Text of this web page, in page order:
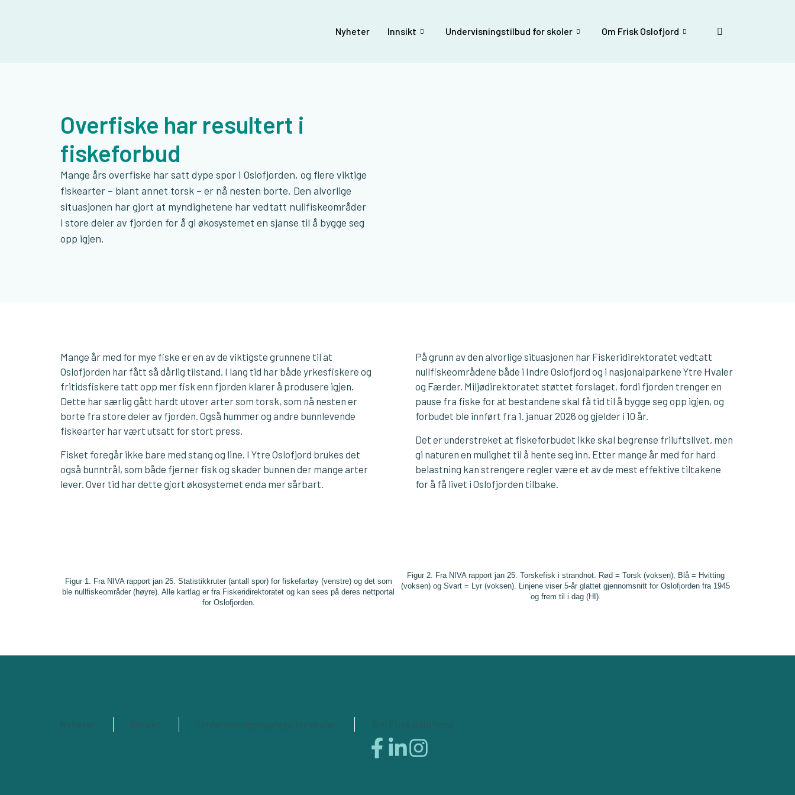
Nyheter Innsikt Undervisningstilbud for skoler Om Frisk Oslofjord
Overfiske har resultert i
fiskeforbud
Mange års overfiske har satt dype spor i Oslofjorden, og flere viktige
fiskearter – blant annet torsk – er nå nesten borte. Den alvorlige
situasjonen har gjort at myndighetene har vedtatt nullfiskeområder
i store deler av fjorden for å gi økosystemet en sjanse til å bygge seg
opp igjen.
Mange år med for mye fiske er en av de viktigste grunnene til at
Oslofjorden har fått så dårlig tilstand. I lang tid har både yrkesfiskere og
fritidsfiskere tatt opp mer fisk enn fjorden klarer å produsere igjen.
Dette har særlig gått hardt utover arter som torsk, som nå nesten er
borte fra store deler av fjorden. Også hummer og andre bunnlevende
fiskearter har vært utsatt for stort press.
Fisket foregår ikke bare med stang og line. I Ytre Oslofjord brukes det
også bunntrål, som både fjerner fisk og skader bunnen der mange arter
lever. Over tid har dette gjort økosystemet enda mer sårbart.
På grunn av den alvorlige situasjonen har Fiskeridirektoratet vedtatt
nullfiskeområdene både i Indre Oslofjord og i nasjonalparkene Ytre Hvaler
og Færder. Miljødirektoratet støttet forslaget, fordi fjorden trenger en
pause fra fiske for at bestandene skal få tid til å bygge seg opp igjen, og
forbudet ble innført fra 1. januar 2026 og gjelder i 10 år.
Det er understreket at fiskeforbudet ikke skal begrense friluftslivet, men
gi naturen en mulighet til å hente seg inn. Etter mange år med for hard
belastning kan strengere regler være et av de mest effektive tiltakene
for å få livet i Oslofjorden tilbake.
Figur 1. Fra NIVA rapport jan 25. Statistikkruter (antall spor) for fiskefartøy (venstre) og det som
ble nullfiskeområder (høyre). Alle kartlag er fra Fiskeridirektoratet og kan sees på deres nettportal
for Oslofjorden.
Figur 2. Fra NIVA rapport jan 25. Torskefisk i strandnot. Rød = Torsk (voksen), Blå = Hvitting
(voksen) og Svart = Lyr (voksen). Linjene viser 5-år glattet gjennomsnitt for Oslofjorden fra 1945
og frem til i dag (HI).